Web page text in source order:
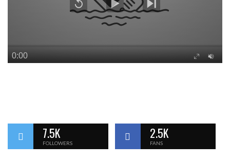
7.5K
FOLLOWERS
2.5K
FANS